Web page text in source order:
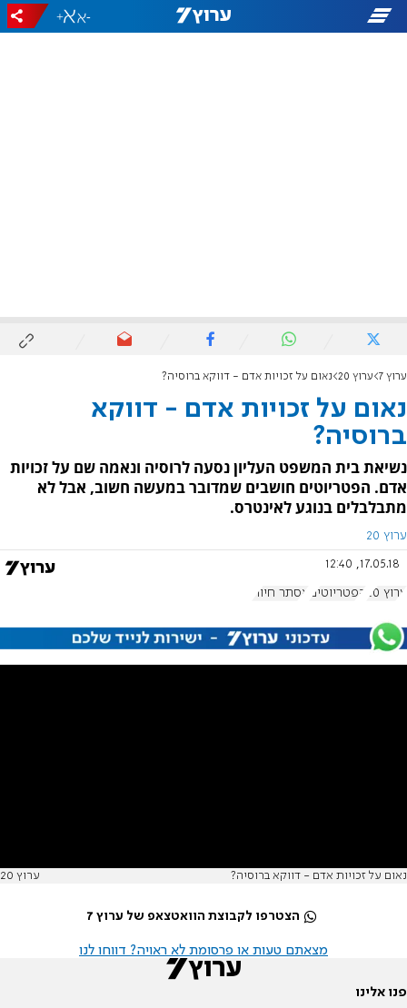
-
+
ערוץ 7 ערוץ 20 נאום על זכויות אדם - דווקא ברוסיה?
נאום על זכויות אדם - דווקא
ברוסיה?
נשיאת בית המשפט העליון נסעה לרוסיה ונאמה שם על זכויות
אדם. הפטריוטים חושבים שמדובר במעשה חשוב, אבל לא
מתבלבלים בנוגע לאינטרס.
ערוץ 20
17.05.18, 12:40
ערוץ 20 הפטריוטים אסתר חיות
נאום על זכויות אדם - דווקא ברוסיה? ערוץ 20
הצטרפו לקבוצת הוואטצאפ של ערוץ 7
מצאתם טעות או פרסומת לא ראויה? דווחו לנו
פנו אלינו